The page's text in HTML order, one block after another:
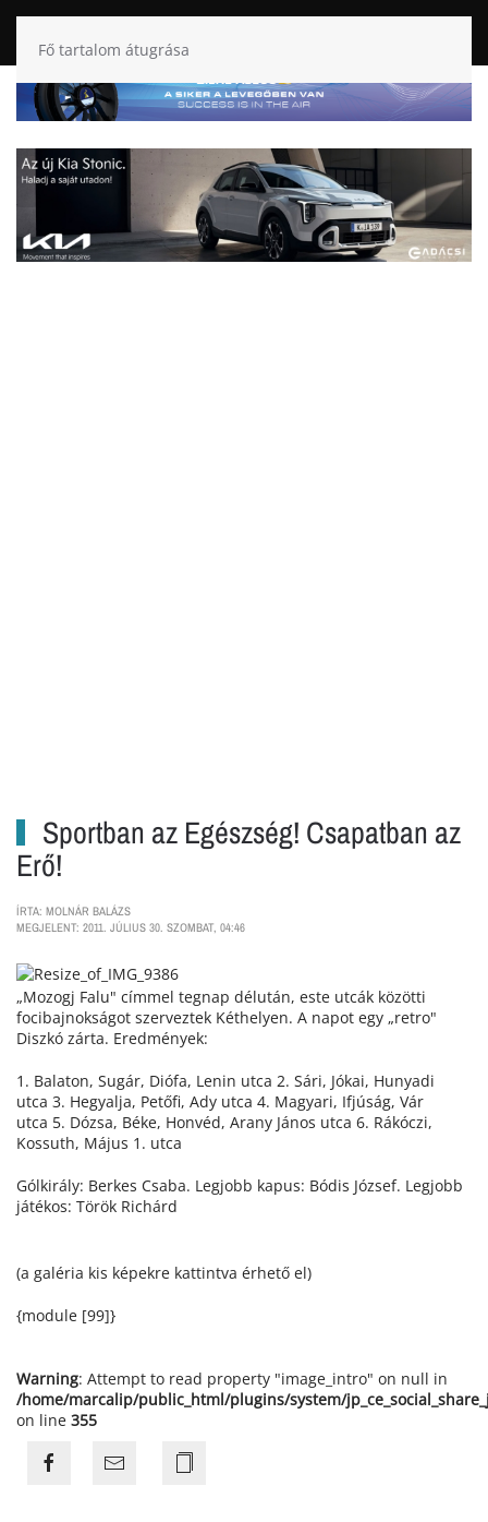
Fő tartalom átugrása
Sportban az Egészség! Csapatban az
Erő!
ÍRTA: MOLNÁR BALÁZS
MEGJELENT: 2011. JÚLIUS 30. SZOMBAT, 04:46
„Mozogj Falu" címmel tegnap délután, este utcák közötti
focibajnokságot szerveztek Kéthelyen. A napot egy „retro"
Diszkó zárta. Eredmények:
1. Balaton, Sugár, Diófa, Lenin utca 2. Sári, Jókai, Hunyadi
utca 3. Hegyalja, Petőfi, Ady utca 4. Magyari, Ifjúság, Vár
utca 5. Dózsa, Béke, Honvéd, Arany János utca 6. Rákóczi,
Kossuth, Május 1. utca
Gólkirály: Berkes Csaba. Legjobb kapus: Bódis József. Legjobb
játékos: Török Richárd
(a galéria kis képekre kattintva érhető el)
{module [99]}
Warning: Attempt to read property "image_intro" on null in
/home/marcalip/public_html/plugins/system/
on line 355